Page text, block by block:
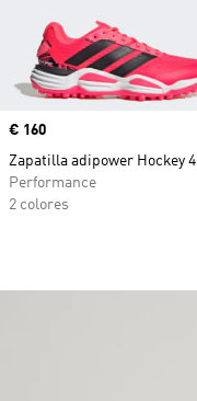
Precio
€ 160
Zapatilla adipower Hockey 4
Performance
2 colores